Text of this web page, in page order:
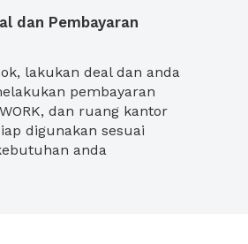
dan Pembayaran
lakukan deal dan anda
pembayaran
dan ruang kantor
digunakan sesuai
anda